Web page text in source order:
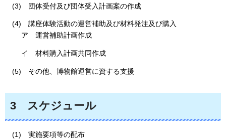
(3) 団体受付及び団体受入計画案の作成
(4) 講座体験活動の運営補助及び材料発注及び購入
ア
運営補助計画作成
イ 材料購入計画共同作成
(5) その他、博物館運営に資する支援
3 スケジュール
(1) 実施要項等の配布